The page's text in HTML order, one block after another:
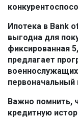
Ипотека в Bank
выгодна для
фиксированная
предлагает
первоначальный
Важно помнить,
кредитную